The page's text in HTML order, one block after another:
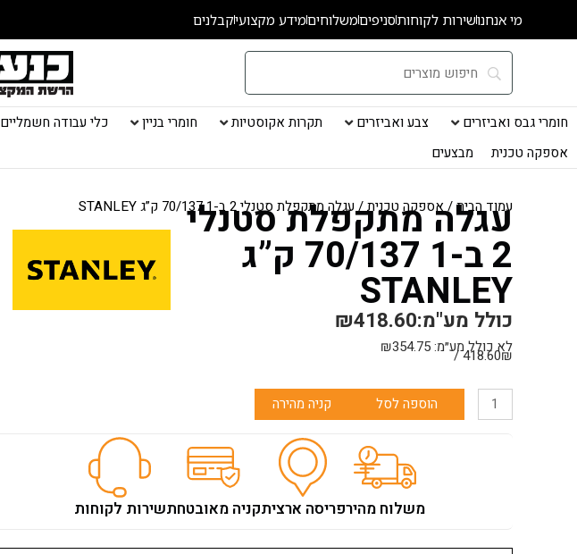
מי אנחנושירות לקוחותסניפיםמשלוחיםמידע מקצועיקבלנים
חומרי גבס ואביזרים צבע ואביזרים תקרות אקוסטיות חומרי בניין כלי עבודה חשמליים
אספקה טכנית
מבצעים
עמוד הבית/אספקה טכנית/ עגלה מתקפלת סטנלי 2 ב-1 70/137 ק”ג STANLEY
עגלה מתקפלת סטנלי
2 ב-1 70/137 ק”ג
STANLEY
₪418.60כולל מע"מ:
לא כולל מע״מ: ₪354.75
418.60₪ /
כמות
הוספה לסל קניה מהירה
משלוח מהירפריסה ארציתקניה מאובטחתשירות לקוחות